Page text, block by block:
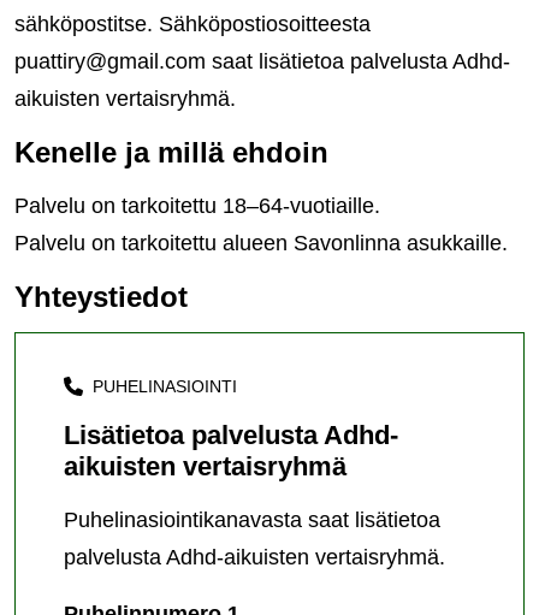
sähköpostitse. Sähköpostiosoitteesta
puattiry@gmail.com saat lisätietoa palvelusta Adhd-
aikuisten vertaisryhmä.
Kenelle ja millä ehdoin
Palvelu on tarkoitettu 18–64-vuotiaille.
Palvelu on tarkoitettu alueen Savonlinna asukkaille.
Yhteystiedot
PUHELINASIOINTI
Lisätietoa palvelusta Adhd-
aikuisten vertaisryhmä
Puhelinasiointikanavasta saat lisätietoa
palvelusta Adhd-aikuisten vertaisryhmä.